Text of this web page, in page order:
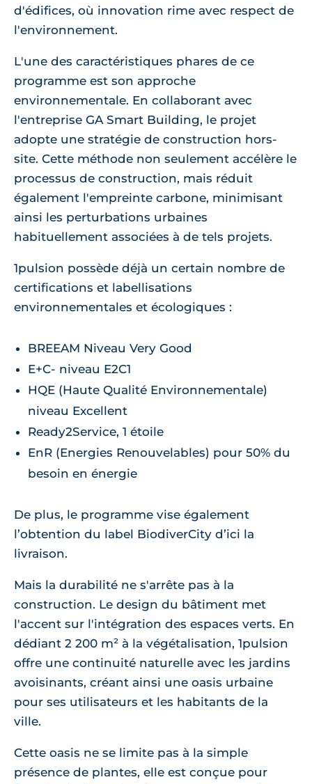
d'édifices, où innovation rime avec respect de
l'environnement.
L'une des caractéristiques phares de ce
programme est son approche
environnementale. En collaborant avec
l'entreprise GA Smart Building, le projet
adopte une stratégie de construction hors-
site. Cette méthode non seulement accélère le
processus de construction, mais réduit
également l'empreinte carbone, minimisant
ainsi les perturbations urbaines
habituellement associées à de tels projets.
1pulsion possède déjà un certain nombre de
certifications et labellisations
environnementales et écologiques :
BREEAM Niveau Very Good
E+C- niveau E2C1
HQE (Haute Qualité Environnementale)
niveau Excellent
Ready2Service, 1 étoile
EnR (Energies Renouvelables) pour 50% du
besoin en énergie
De plus, le programme vise également
l’obtention du label BiodiverCity d’ici la
livraison.
Mais la durabilité ne s'arrête pas à la
construction. Le design du bâtiment met
l'accent sur l'intégration des espaces verts. En
dédiant 2 200 m² à la végétalisation, 1pulsion
offre une continuité naturelle avec les jardins
avoisinants, créant ainsi une oasis urbaine
pour ses utilisateurs et les habitants de la
ville.
Cette oasis ne se limite pas à la simple
présence de plantes, elle est conçue pour